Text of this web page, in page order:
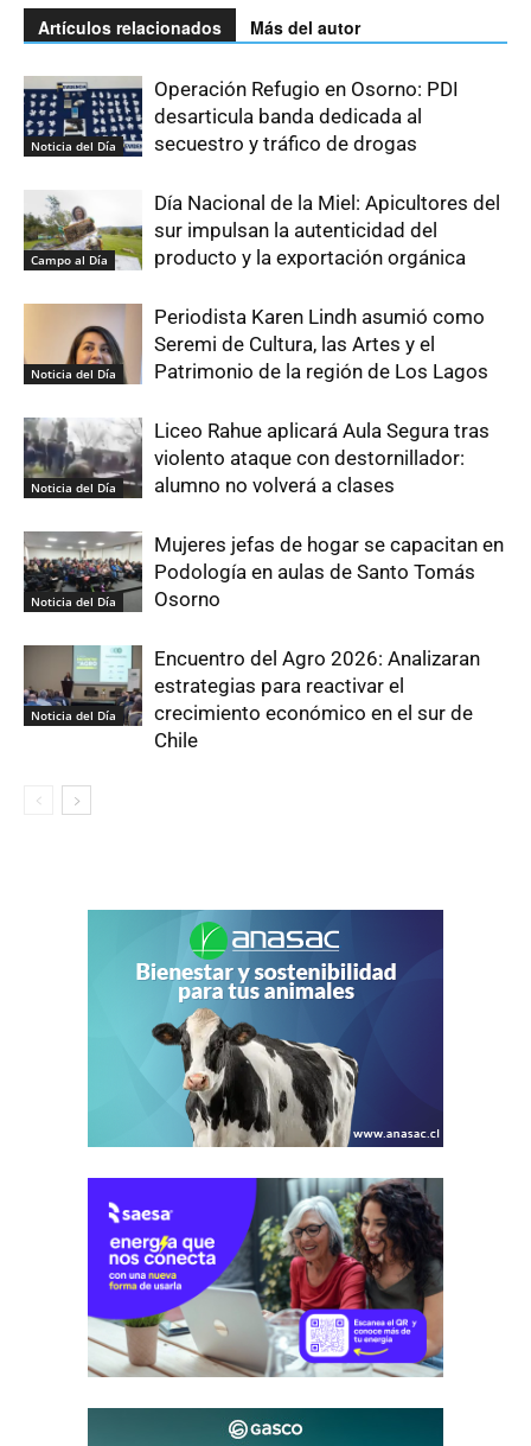
Artículos relacionados Más del autor
Noticia del Día
Operación Refugio en Osorno: PDI
desarticula banda dedicada al
secuestro y tráfico de drogas
Campo al Día
Día Nacional de la Miel: Apicultores del
sur impulsan la autenticidad del
producto y la exportación orgánica
Noticia del Día
Periodista Karen Lindh asumió como
Seremi de Cultura, las Artes y el
Patrimonio de la región de Los Lagos
Noticia del Día
Liceo Rahue aplicará Aula Segura tras
violento ataque con destornillador:
alumno no volverá a clases
Noticia del Día
Mujeres jefas de hogar se capacitan en
Podología en aulas de Santo Tomás
Osorno
Noticia del Día
Encuentro del Agro 2026: Analizaran
estrategias para reactivar el
crecimiento económico en el sur de
Chile